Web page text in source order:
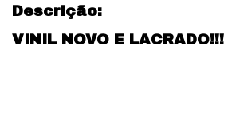
Descrição:
VINIL NOVO E LACRADO!!!